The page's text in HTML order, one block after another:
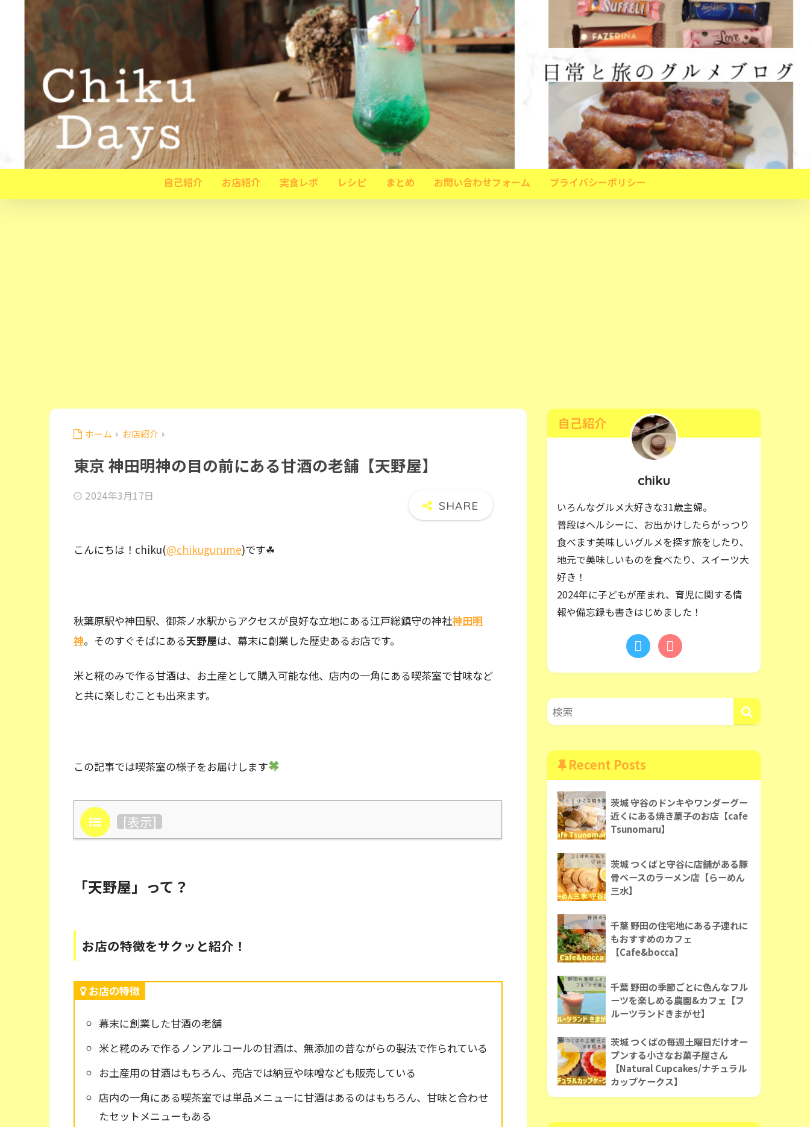
自己紹介 お店紹介 実食レポ レシピ まとめ お問い合わせフォーム プライバシーポリシー
ホーム お店紹介
東京 神田明神の目の前にある甘酒の老舗【天野屋】
2024年3月17日
こんにちは！chiku(@chikugurume)です☘
秋葉原駅や神田駅、御茶ノ水駅からアクセスが良好な立地にある江戸総鎮守の神社神田明
神。そのすぐそばにある天野屋は、幕末に創業した歴史あるお店です。
米と糀のみで作る甘酒は、お土産として購入可能な他、店内の一角にある喫茶室で甘味など
と共に楽しむことも出来ます。
この記事では喫茶室の様子をお届けします
目次 [表示]
「天野屋」って？
お店の特徴をサクッと紹介！
お店の特徴
幕末に創業した甘酒の老舗
米と糀のみで作るノンアルコールの甘酒は、無添加の昔ながらの製法で作られている
お土産用の甘酒はもちろん、売店では納豆や味噌なども販売している
店内の一角にある喫茶室では単品メニューに甘酒はあるのはもちろん、甘味と合わせ
たセットメニューもある
自己紹介
chiku
いろんなグルメ大好きな31歳主婦。
普段はヘルシーに、お出かけしたらがっつり
食べます美味しいグルメを探す旅をしたり、
地元で美味しいものを食べたり、スイーツ大
好き！
2024年に子どもが産まれ、育児に関する情
報や備忘録も書きはじめました！
Recent Posts
茨城 守谷のドンキやワンダーグー
近くにある焼き菓子のお店【cafe
Tsunomaru】
茨城 つくばと守谷に店舗がある豚
骨ベースのラーメン店【らーめん
三水】
千葉 野田の住宅地にある子連れに
もおすすめのカフェ
【Cafe&bocca】
千葉 野田の季節ごとに色んなフル
ーツを楽しめる農園&カフェ【フ
ルーツランドきまがせ】
茨城 つくばの毎週土曜日だけオー
プンする小さなお菓子屋さん
【Natural Cupcakes/ナチュラル
カップケークス】